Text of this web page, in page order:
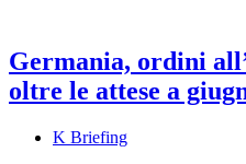
Germania, ordini
oltre le attese a
K Briefing